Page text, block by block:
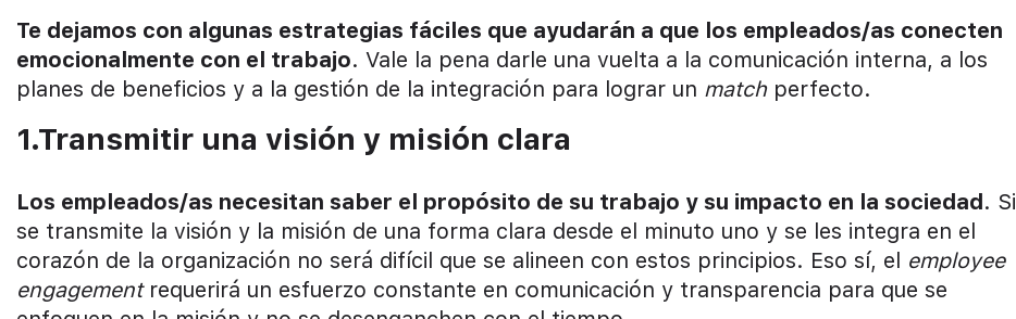
Te dejamos con algunas estrategias fáciles que ayudarán a que los empleados/as conecten
emocionalmente con el trabajo. Vale la pena darle una vuelta a la comunicación interna, a los
planes de beneficios y a la gestión de la integración para lograr un match perfecto.
1.Transmitir una visión y misión clara
Los empleados/as necesitan saber el propósito de su trabajo y su impacto en la sociedad. Si
se transmite la visión y la misión de una forma clara desde el minuto uno y se les integra en el
corazón de la organización no será difícil que se alineen con estos principios. Eso sí, el employee
engagementrequerirá un esfuerzo constante en comunicación y transparencia para que se